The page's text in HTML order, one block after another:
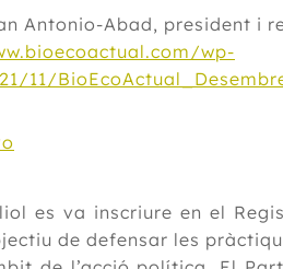
Antonio-Abad, president i
wp-
11/
es va inscriure en el
de defensar les